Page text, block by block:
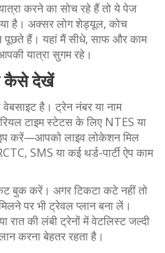
र
करने का सोच रहे हैं तो ये पेज
है। अक्सर लोग शेड्यूल, कोच
हैं। यहां मैं सीधे, साफ और काम
यात्रा सुगम रहे।
कैसे देखें
है। ट्रेन नंबर या नाम
टाइम स्टेटस के लिए NTES या
करें—आपको लाइव लोकेशन मिल
SMS या कई थर्ड-पार्टी ऐप काम
बुक करें। अगर टिकटा कटे नहीं तो
पर भी ट्रेवल प्लान बना लें।
रात की लंबी ट्रेनों में वेटलिस्ट जल्दी
करना बेहतर रहता है।